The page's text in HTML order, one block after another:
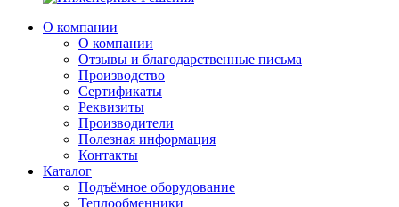
О компании
О компании
Отзывы и благодарственные письма
Производство
Сертификаты
Реквизиты
Производители
Полезная информация
Контакты
Каталог
Подъёмное оборудование
Теплообменники